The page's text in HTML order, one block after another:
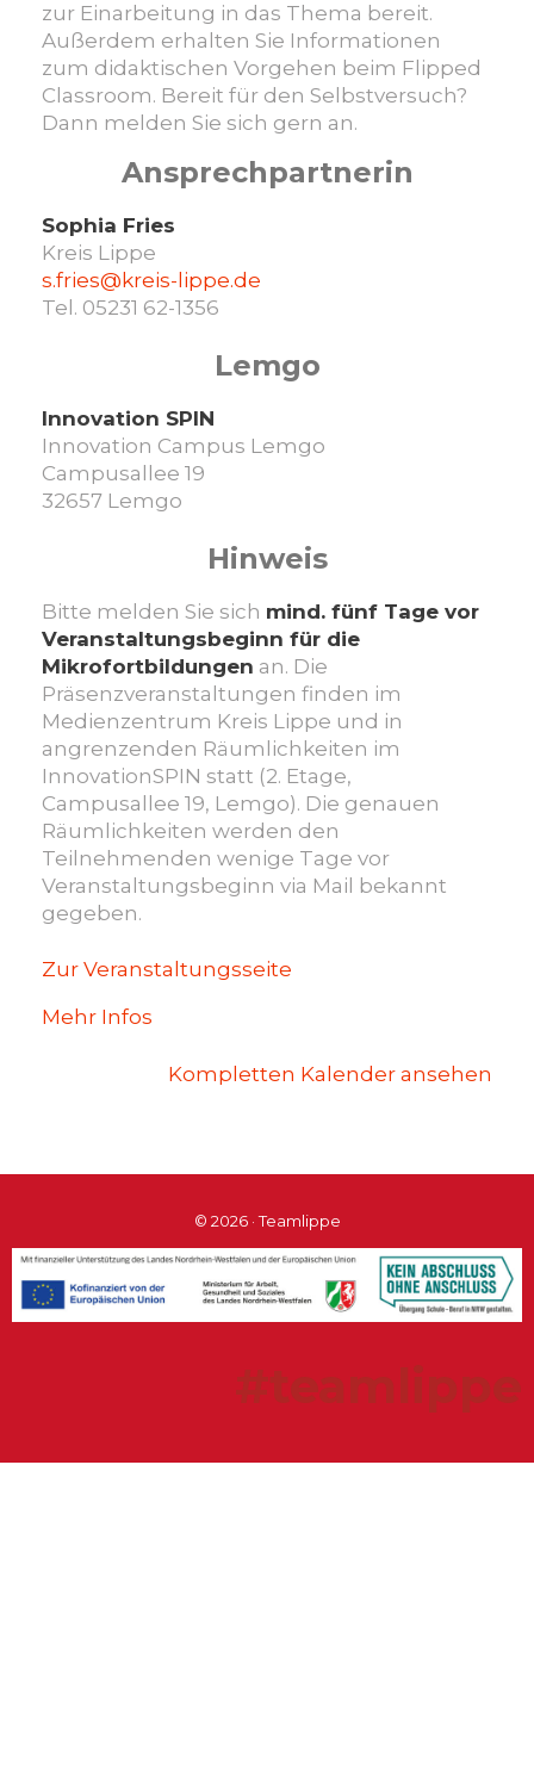
zur Einarbeitung in das Thema bereit.
Außerdem erhalten Sie Informationen
zum didaktischen Vorgehen beim Flipped
Classroom. Bereit für den Selbstversuch?
Dann melden Sie sich gern an.
Ansprechpartnerin
Sophia Fries
Kreis Lippe
s.fries@kreis-lippe.de
Tel. 05231 62-1356
Lemgo
Innovation SPIN
Innovation Campus Lemgo
Campusallee 19
32657 Lemgo
Hinweis
Bitte melden Sie sich mind. fünf Tage vor
Veranstaltungsbeginn für die
Mikrofortbildungen an. Die
Präsenzveranstaltungen finden im
Medienzentrum Kreis Lippe und in
angrenzenden Räumlichkeiten im
InnovationSPIN statt (2. Etage,
Campusallee 19, Lemgo). Die genauen
Räumlichkeiten werden den
Teilnehmenden wenige Tage vor
Veranstaltungsbeginn via Mail bekannt
gegeben.
Zur Veranstaltungsseite
Mehr Infos
Kompletten Kalender ansehen
© 2026 · Teamlippe
#teamlippe